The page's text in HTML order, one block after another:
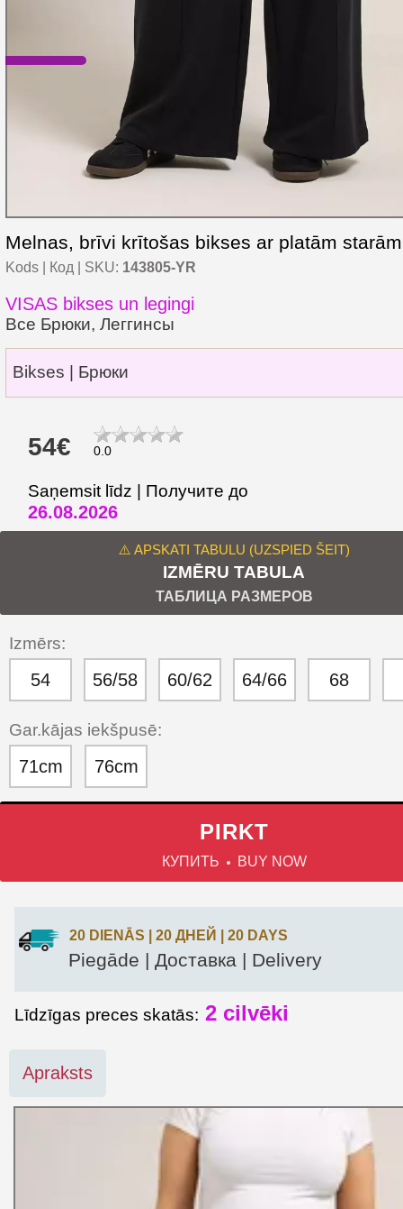
Melnas, brīvi krītošas bikses ar platām starām
Kods | Код | SKU: 143805-YR
VISAS bikses un legingi
Все Брюки, Леггинсы
Bikses | Брюки
54€ 0.0
Saņemsit līdz | Получите до
26.08.2026
⚠️ APSKATI TABULU (UZSPIED ŠEIT)
IZMĒRU TABULA
ТАБЛИЦА РАЗМЕРОВ
Izmērs:
54 56/58 60/62 64/66 68
Gar.kājas iekšpusē:
71cm 76cm
PIRKT
КУПИТЬ BUY NOW
20 DIENĀS | 20 ДНЕЙ | 20 DAYS
Piegāde | Доставка | Delivery
Līdzīgas preces skatās: 2 cilvēki
Apraksts